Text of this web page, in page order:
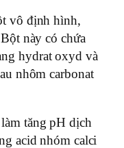
vô định hình,
này có chứa
hydrat oxyd và
nhôm carbonat
tăng pH dịch
acid nhóm calci